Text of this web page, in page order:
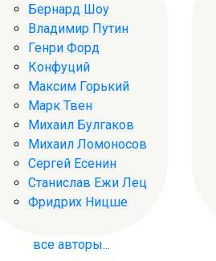
Бернард Шоу
Владимир Путин
Генри Форд
Конфуций
Максим Горький
Марк Твен
Михаил Булгаков
Михаил Ломоносов
Сергей Есенин
Станислав Ежи Лец
Фридрих Ницше
все авторы...